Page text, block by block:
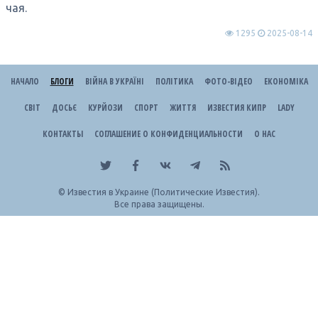
чая.
1295 2025-08-14
НАЧАЛО БЛОГИ ВІЙНА В УКРАЇНІ ПОЛІТИКА ФОТО-ВІДЕО ЕКОНОМІКА
СВІТ ДОСЬЄ КУРЙОЗИ СПОРТ ЖИТТЯ ИЗВЕСТИЯ КИПР LADY
КОНТАКТЫ СОГЛАШЕНИЕ О КОНФИДЕНЦИАЛЬНОСТИ О НАС
© Известия в Украине (Политические Известия).
Все права защищены.